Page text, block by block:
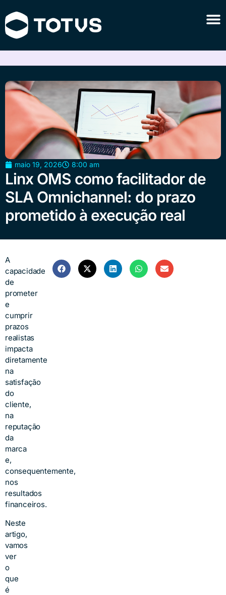
maio 19, 2026 8:00 am
Linx OMS como facilitador de
SLA Omnichannel: do prazo
prometido à execução real
A
capacidade
de
prometer
e
cumprir
prazos
realistas
impacta
diretamente
na
satisfação
do
cliente,
na
reputação
da
marca
e,
consequentemente,
nos
resultados
financeiros.
Neste
artigo,
vamos
ver
o
que
é